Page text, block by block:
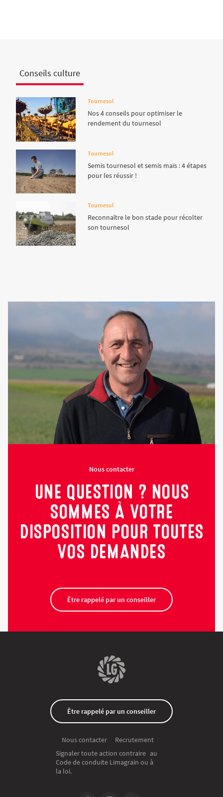
Conseils culture
Tournesol
Nos 4 conseils pour optimiser le
rendement du tournesol
Tournesol
Semis tournesol et semis maïs : 4 étapes
pour les réussir !
Tournesol
Reconnaître le bon stade pour récolter
son tournesol
Nous contacter
UNE QUESTION ? NOUS
SOMMES À VOTRE
DISPOSITION POUR TOUTES
VOS DEMANDES
Être rappelé par un conseiller
Être rappelé par un conseiller
Nous contacter
Recrutement
Signaler toute action contraire au
Code de conduite Limagrain ou à
la loi.